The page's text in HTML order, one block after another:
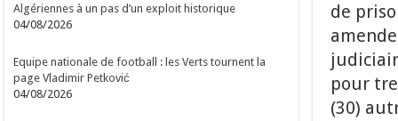
de
pour
(30)
Algériennes à un pas d’un exploit historique
04/08/2026
Equipe nationale de football : les Verts tournent la
page Vladimir Petković
04/08/2026